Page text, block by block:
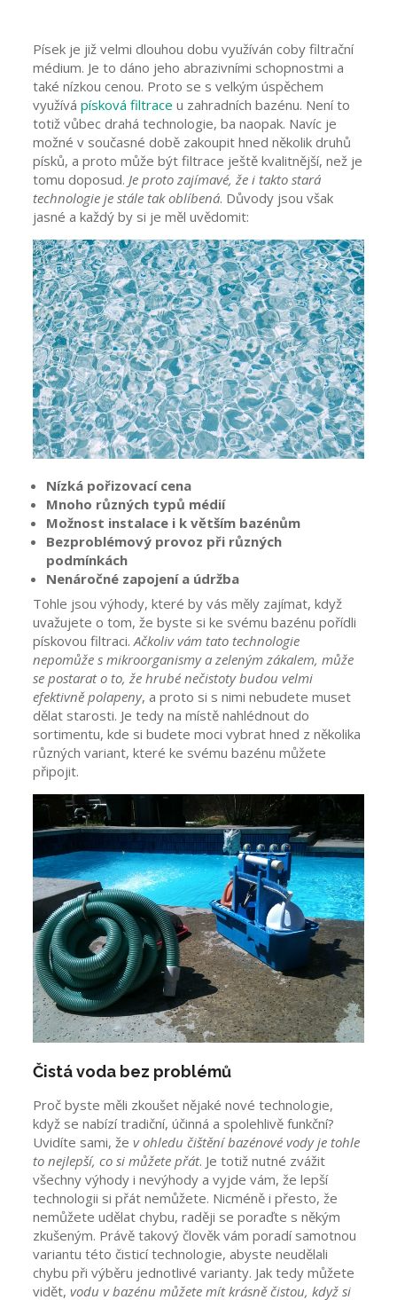
Písek je již velmi dlouhou dobu využíván coby filtrační
médium. Je to dáno jeho abrazivními schopnostmi a
také nízkou cenou. Proto se s velkým úspěchem
využívápísková filtrace u zahradních bazénu. Není to
totiž vůbec drahá technologie, ba naopak. Navíc je
možné v současné době zakoupit hned několik druhů
písků, a proto může být filtrace ještě kvalitnější, než je
tomu doposud.Je proto zajímavé, že i takto stará
technologie je stále tak oblíbená. Důvody jsou však
jasné a každý by si je měl uvědomit:
Nízká pořizovací cena
Mnoho různých typů médií
Možnost instalace i k větším bazénům
Bezproblémový provoz při různých
podmínkách
Nenáročné zapojení a údržba
Tohle jsou výhody, které by vás měly zajímat, když
uvažujete o tom, že byste si ke svému bazénu pořídli
pískovou filtraci.Ačkoliv vám tato technologie
nepomůže s mikroorganismy a zeleným zákalem, může
se postarat o to, že hrubé nečistoty budou velmi
efektivně polapeny, a proto si s nimi nebudete muset
dělat starosti. Je tedy na místě nahlédnout do
sortimentu, kde si budete moci vybrat hned z několika
různých variant, které ke svému bazénu můžete
připojit.
Čistá voda bez problémů
Proč byste měli zkoušet nějaké nové technologie,
když se nabízí tradiční, účinná a spolehlivě funkční?
Uvidíte sami, žev ohledu čištění bazénové vody je tohle
to nejlepší, co si můžete přát. Je totiž nutné zvážit
všechny výhody i nevýhody a vyjde vám, že lepší
technologii si přát nemůžete. Nicméně i přesto, že
nemůžete udělat chybu, raději se poraďte s někým
zkušeným. Právě takový člověk vám poradí samotnou
variantu této čisticí technologie, abyste neudělali
chybu při výběru jednotlivé varianty. Jak tedy můžete
vidět,vodu v bazénu můžete mít krásně čistou, když si